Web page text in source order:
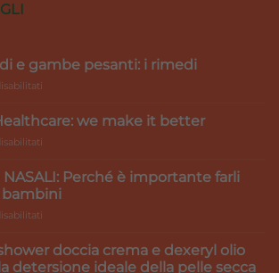
e gambe pesanti: i rimedi
caldi
i
rimedi
we make it better
Healthcare:
we
make
NASALI: Perché è importante farli
bambini
NASALI:
Perché
doccia crema e dexeryl olio
detersione ideale della pelle secca